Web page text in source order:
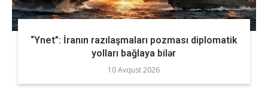
“Ynet”: İranın razılaşmaları pozması diplomatik
yolları bağlaya bilər
10 Avqust 2026